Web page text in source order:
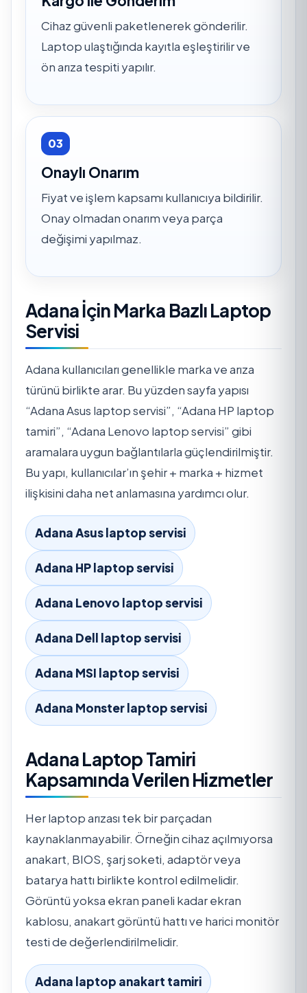
Cihaz güvenli paketlenerek gönderilir.
Laptop ulaştığında kayıtla eşleştirilir ve
ön arıza tespiti yapılır.
03
Onaylı Onarım
Fiyat ve işlem kapsamı kullanıcıya bildirilir.
Onay olmadan onarım veya parça
değişimi yapılmaz.
Adana İçin Marka Bazlı Laptop
Servisi
Adana kullanıcıları genellikle marka ve arıza
türünü birlikte arar. Bu yüzden sayfa yapısı
“Adana Asus laptop servisi”, “Adana HP laptop
tamiri”, “Adana Lenovo laptop servisi” gibi
aramalara uygun bağlantılarla güçlendirilmiştir.
Bu yapı, kullanıcılar’ın şehir + marka + hizmet
ilişkisini daha net anlamasına yardımcı olur.
Adana Asus laptop servisi
Adana HP laptop servisi
Adana Lenovo laptop servisi
Adana Dell laptop servisi
Adana MSI laptop servisi
Adana Monster laptop servisi
Adana Laptop Tamiri
Kapsamında Verilen Hizmetler
Her laptop arızası tek bir parçadan
kaynaklanmayabilir. Örneğin cihaz açılmıyorsa
anakart, BIOS, şarj soketi, adaptör veya
batarya hattı birlikte kontrol edilmelidir.
Görüntü yoksa ekran paneli kadar ekran
kablosu, anakart görüntü hattı ve harici monitör
testi de değerlendirilmelidir.
Adana laptop anakart tamiri